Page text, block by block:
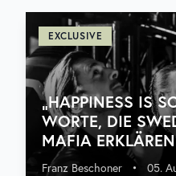
EXCLUSIVE
„HAPPINESS IS
WORTE, DIE
MAFIA ERKLÄREN
Franz Beschoner • 05.